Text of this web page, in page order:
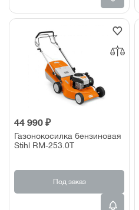
44 990 ₽
Газонокосилка бензиновая
Stihl RM-253.0T
Под заказ